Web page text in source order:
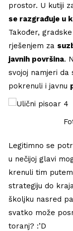
prostor. U kutiji
se razgrađuje u
Također,
rješenjem za
javnih površina.
svojoj namjeri da
pokrenuli i javnu
Legitimno se
u nečijoj glavi
krenuli tim
strategiju do
školjku nasred
svatko može
toranj? :’D